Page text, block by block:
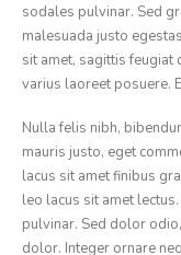
sodales pulvinar. Sed
malesuada justo
sit amet, sagittis feugiat
varius laoreet posuere.
Nulla felis nibh,
mauris justo, eget
lacus sit amet finibus
leo lacus sit amet
pulvinar. Sed dolor
dolor. Integer ornare